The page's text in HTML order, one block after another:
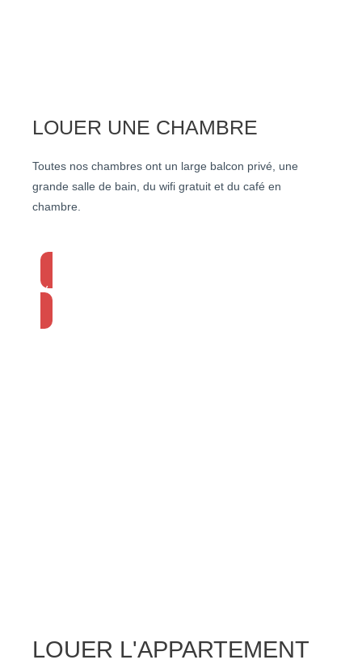
LOUER UNE CHAMBRE
Toutes nos chambres ont un large balcon privé, une
grande salle de bain, du wifi gratuit et du café en
chambre.
Voir les chambres
LOUER L'APPARTEMENT